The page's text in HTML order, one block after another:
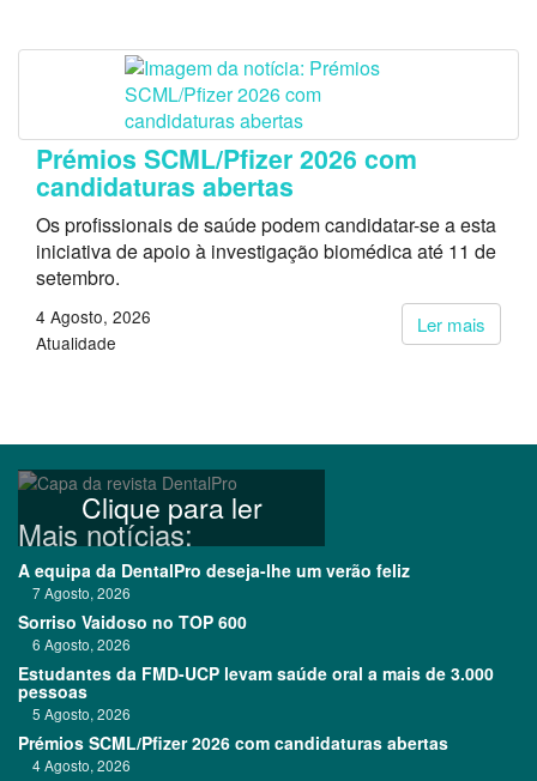
Prémios SCML/Pfizer 2026 com
candidaturas abertas
Os profissionais de saúde podem candidatar-se a esta
iniciativa de apoio à investigação biomédica até 11 de
setembro.
Ler mais
4 Agosto, 2026
Atualidade
Clique para ler
Mais notícias:
A equipa da DentalPro deseja-lhe um verão feliz
7 Agosto, 2026
Sorriso Vaidoso no TOP 600
6 Agosto, 2026
Estudantes da FMD-UCP levam saúde oral a mais de 3.000
pessoas
5 Agosto, 2026
Prémios SCML/Pfizer 2026 com candidaturas abertas
4 Agosto, 2026